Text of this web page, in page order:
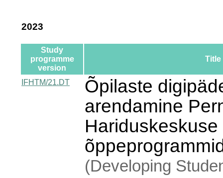
2023
Study
programme
version
Title
IFHTM/21.DT
Õpilaste
arendamine
Hariduskeskuse
(Developing